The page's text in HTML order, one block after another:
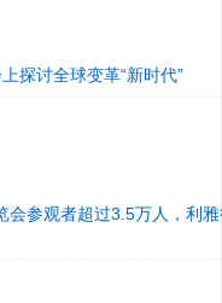
探讨全球变革“新时代”
会参观者超过3.5万人，利